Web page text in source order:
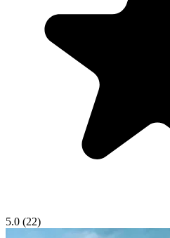
5.0 (22)